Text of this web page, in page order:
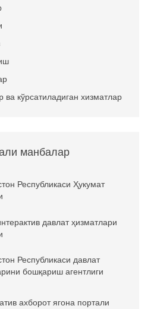
кўрсатиладиган хизматлар
манбалар
Республикаси Ҳукумат
давлат ҳизматлари
Республикаси давлат
бошқариш агентлиги
ахборот ягона портали